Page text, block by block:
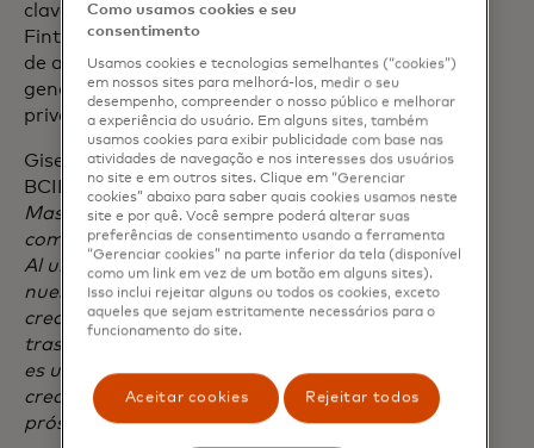
clave para el desarrollo de las MiPymes y
Fintechs, aprovechando las capacidades
de ambas partes y las sinergias
generadas por las alianzas público-
privadas.
Gisela Sánchez, presidente ejecutiva del
BCIE, afirmó:"Nuestra asociación con
Mastercard se basa en un fuerte
compromiso con la integración regional.
Al unir fuerzas, no sólo fortalecemos
nuestras economías, sino que también
creamos una red de oportunidades que
trasciende las fronteras nacionales. Este
es un paso firme, en nuestra misión de
crear una región más unida, resiliente y
próspera."
Como usamos cookies e seu
consentimento
Usamos cookies e tecnologias semelhantes (“cookies”)
em nossos sites para melhorá-los, medir o seu
desempenho, compreender o nosso público e melhorar
a experiência do usuário. Em alguns sites, também
usamos cookies para exibir publicidade com base nas
atividades de navegação e nos interesses dos usuários
no site e em outros sites. Clique em “Gerenciar
cookies” abaixo para saber quais cookies usamos neste
site e por quê. Você sempre poderá alterar suas
preferências de consentimento usando a ferramenta
“Gerenciar cookies” na parte inferior da tela (disponível
como um link em vez de um botão em alguns sites).
Isso inclui rejeitar alguns ou todos os cookies, exceto
aqueles que sejam estritamente necessários para o
funcionamento do site.
Aceitar cookies Rejeitar todos